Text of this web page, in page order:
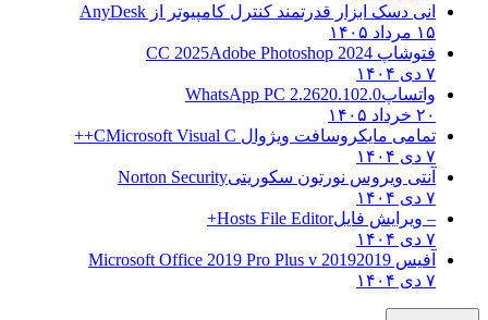
انی دسک ابزار قدرتمند کنترل کامپیوتر ازAnyDesk
۱۵ مرداد ۱۴۰۵
فتوشاپ CC 2025Adobe Photoshop 2024
واتساپWhatsApp PC 2.2620.102.0
۲۰ خرداد ۱۴۰۵
تمامی مایکروسافت ویژوال C Microsoft Visual C++
آنتی ویروس نورتون سکوریتیNorton Security
– ویرایش فایلHosts File Editor+
آفیس 2019 2019 Microsoft Office 2019 Pro Plus v